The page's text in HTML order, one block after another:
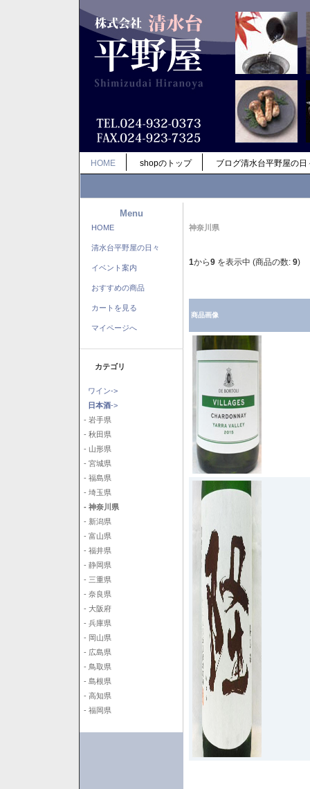
HOME shopのトップ ブログ清水台平野屋の日
Menu
HOME
清水台平野屋の日々
イベント案内
おすすめの商品
カートを見る
マイページへ
カテゴリ
ワイン->
日本酒->
- 岩手県
- 秋田県
- 山形県
- 宮城県
- 福島県
- 埼玉県
- 神奈川県
- 新潟県
- 富山県
- 福井県
- 静岡県
- 三重県
- 奈良県
- 大阪府
- 兵庫県
- 岡山県
- 広島県
- 鳥取県
- 島根県
- 高知県
- 福岡県
神奈川県
1から9 を表示中 (商品の数: 9)
商品画像